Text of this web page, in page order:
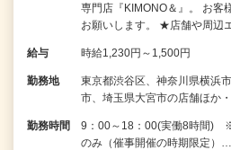
専門店『KIMONO＆』。 お客
お願いします。 ★店舗や周辺
給与 時給1,230円～1,500円
勤務地
東京都渋谷区、神奈川県横浜
市、埼玉県大宮市の店舗ほか
勤務時間
9：00～18：00(実働8時間)
のみ（催事開催の時期限定）…